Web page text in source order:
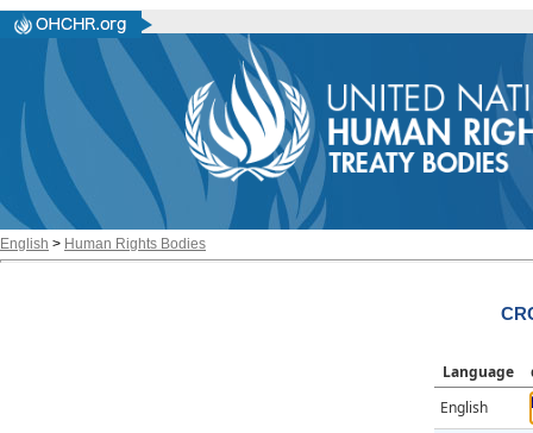
English > Human Rights Bodies
Language
English